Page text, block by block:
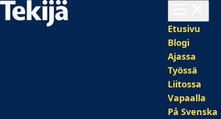
Etusivu
Blogi
Ajassa
Työssä
Liitossa
Vapaalla
På Svenska